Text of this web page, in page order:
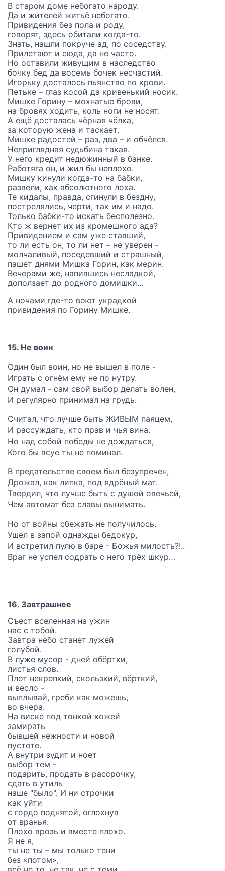
В старом доме небогато народу.
Да и жителей житьё небогато.
Привидения без пола и роду,
говорят, здесь обитали когда-то.
Знать, нашли покруче ад, по соседству.
Прилетают и сюда, да не часто.
Но оставили живущим в наследство
бочку бед да восемь бочек несчастий.
Игорьку досталось пьянство по крови.
Петьке – глаз косой да кривенький носик.
Мишке Горину – мохнатые брови,
на бровях ходить, коль ноги не носят.
А ещё досталась чёрная чёлка,
за которую жена и таскает.
Мишке радостей – раз, два – и обчёлся.
Неприглядная судьбина такая.
У него кредит недюжинный в банке.
Работяга он, и жил бы неплохо.
Мишку кинули когда-то на бабки,
развели, как абсолютного лоха.
Те кидалы, правда, сгинули в бездну,
пострелялись, черти, так им и надо.
Только бабки-то искать бесполезно.
Кто ж вернет их из кромешного ада?
Привидением и сам уже ставший,
то ли есть он, то ли нет – не уверен -
молчаливый, поседевший и страшный,
пашет днями Мишка Горин, как мерин.
Вечерами же, напившись несладкой,
доползает до родного домишки...
А ночами где-то воют украдкой
привидения по Горину Мишке.
15. Не воин
Один был воин, но не вышел в поле -
Играть с огнём ему не по нутру.
Он думал - сам свой выбор делать волен,
И регулярно принимал на грудь.
Считал, что лучше быть ЖИВЫМ паяцем,
И рассуждать, кто прав и чья вина.
Но над собой победы не дождаться,
Кого бы всуе ты не поминал.
В предательстве своем был безупречен,
Дрожал, как липка, под ядрёный мат.
Твердил, что лучше быть с душой овечьей,
Чем автомат без славы вынимать.
Но от войны сбежать не получилось.
Ушел в запой однажды бедокур,
И встретил пулю в баре - Божья милость?!..
Враг не успел содрать с него трёх шкур…
16. Завтрашнее
Съест вселенная на ужин
нас с тобой.
Завтра небо станет лужей
голубой.
В луже мусор - дней обёртки,
листья слов.
Плот некрепкий, скользкий, вёрткий,
и весло -
выплывай, греби как можешь,
во вчера.
На виске под тонкой кожей
замирать
бывшей нежности и новой
пустоте.
А внутри зудит и ноет
выбор тем -
подарить, продать в рассрочку,
сдать в утиль
наше "было". И ни строчки
как уйти
с гордо поднятой, оглохнув
от вранья.
Плохо врозь и вместе плохо.
Я не я,
ты не ты – мы только тени
без «потом»,